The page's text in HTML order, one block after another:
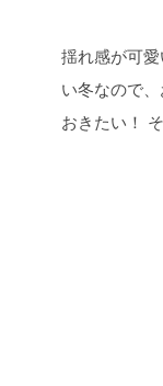
揺れ感が可愛
い冬なので
おきたい！